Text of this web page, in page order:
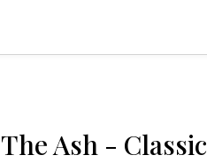
The Ash -